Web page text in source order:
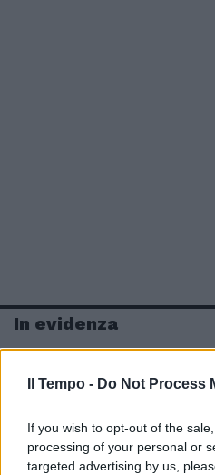
Il Tempo - Do Not Process
If you wish to opt-out of the
processing of your personal or
targeted advertising by us,
In evidenza